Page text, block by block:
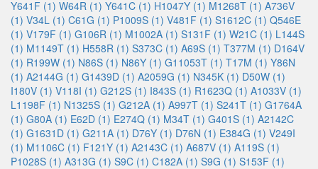
Y641F (1) W64R (1) Y641C (1) H1047Y (1) M1268T (1) A736V
(1) V34L (1) C61G (1) P1009S (1) V481F (1) S1612C (1) Q546E
(1) V179F (1) G106R (1) M1002A (1) S131F (1) W21C (1) L144S
(1) M1149T (1) H558R (1) S373C (1) A69S (1) T377M (1) D164V
(1) R199W (1) N86S (1) N86Y (1) G11053T (1) T17M (1) Y86N
(1) A2144G (1) G1439D (1) A2059G (1) N345K (1) D50W (1)
I180V (1) V118I (1) G212S (1) I843S (1) R1623Q (1) A1033V (1)
L1198F (1) N1325S (1) G212A (1) A997T (1) S241T (1) G1764A
(1) G80A (1) E62D (1) E274Q (1) M34T (1) G401S (1) A2142C
(1) G1631D (1) G211A (1) D76Y (1) D76N (1) E384G (1) V249I
(1) M1106C (1) F121Y (1) A2143C (1) A687V (1) A119S (1)
P1028S (1) A313G (1) S9C (1) C182A (1) S9G (1) S153F (1)